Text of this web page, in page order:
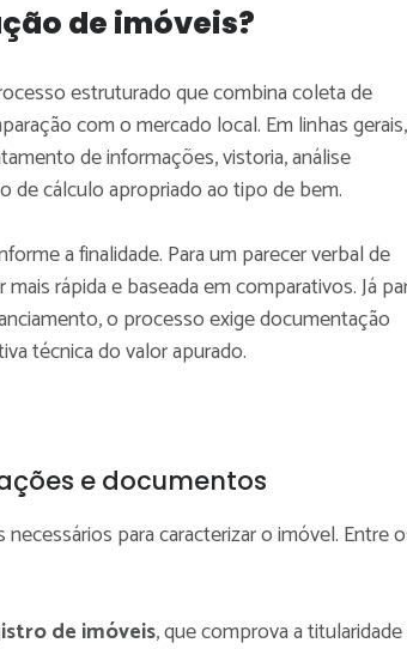
de imóveis?
estruturado que combina coleta de
com o mercado local. Em linhas
de informações, vistoria, análise
de cálculo apropriado ao tipo de bem.
a finalidade. Para um parecer verbal de
rápida e baseada em comparativos. Já
o processo exige documentação
técnica do valor apurado.
e documentos
para caracterizar o imóvel. Entre
de imóveis, que comprova a